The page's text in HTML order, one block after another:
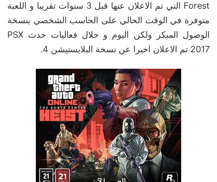
Forest التي تم الاعلان عنها قبل 3 سنوات تقريبا و اللعبة
متوفرة في الوقت الحالي على الحاسب الشخصي بنسخة
الوصول المبكر ولكن اليوم و خلال فعاليات حدث PSX
2017 تم الاعلان اخيرا عن نسخة البلايستيشن 4.